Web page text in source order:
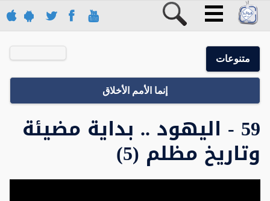
متنوعات
إنما الأمم الأخلاق
59 - اليهود .. بداية مضيئة
وتاريخ مظلم (5)